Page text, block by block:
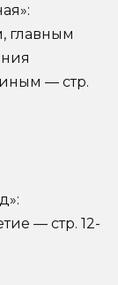
главным
— стр.
— стр. 12-